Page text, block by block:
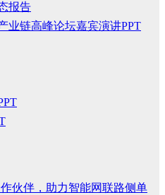
报告
业链高峰论坛嘉宾演讲PPT
伙伴，助力智能网联路侧单